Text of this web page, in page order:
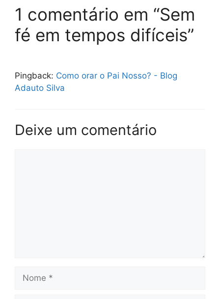
1 comentário em “Sem
fé em tempos difíceis”
Pingback: Como orar o Pai Nosso? - Blog
Adauto Silva
Deixe um comentário
Nome